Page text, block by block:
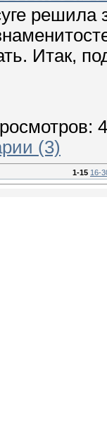
Итак,
(3)
1-15 16-